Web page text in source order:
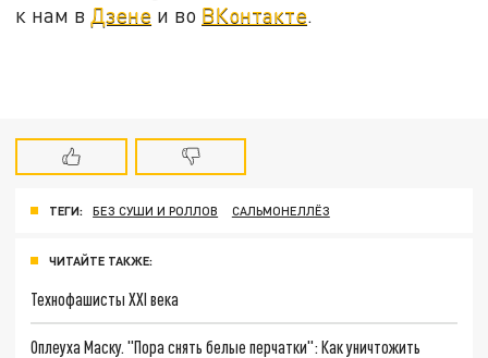
к нам в Дзене и во ВКонтакте.
ТЕГИ: БЕЗ СУШИ И РОЛЛОВ САЛЬМОНЕЛЛЁЗ
ЧИТАЙТЕ ТАКЖЕ:
Технофашисты XXI века
Оплеуха Маску. "Пора снять белые перчатки": Как уничтожить